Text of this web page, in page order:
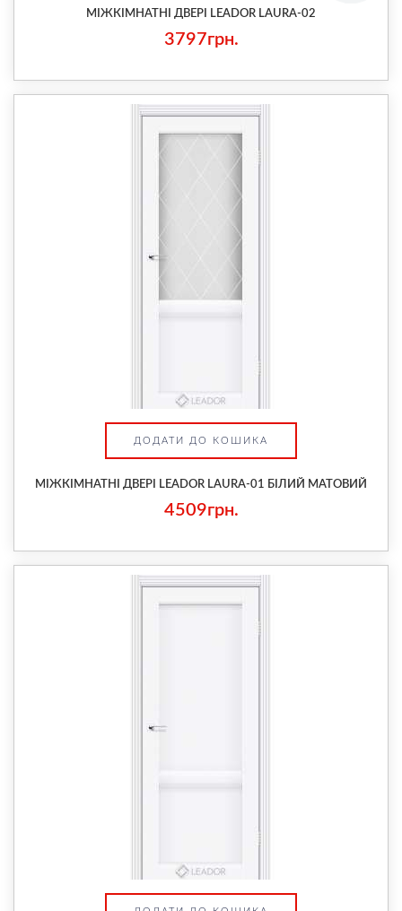
МІЖКІМНАТНІ ДВЕРІ LEADOR LAURA-02
3797грн.
ДОДАТИ ДО КОШИКА
МІЖКІМНАТНІ ДВЕРІ LEADOR LAURA-01 БІЛИЙ МАТОВИЙ
4509грн.